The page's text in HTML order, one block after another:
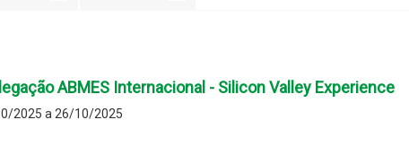
ABMES Internacional - Silicon Valley Experience
2025 a 26/10/2025